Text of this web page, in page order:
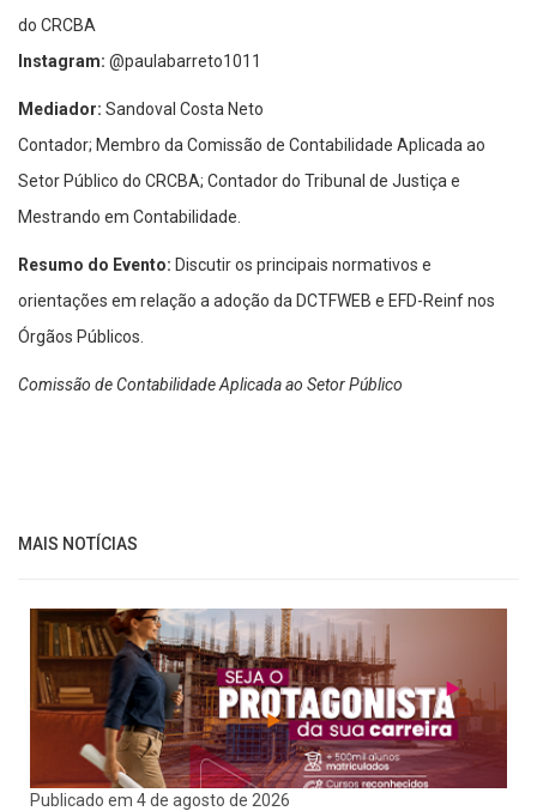
do CRCBA
Instagram: @paulabarreto1011
Mediador: Sandoval Costa Neto
Contador; Membro da Comissão de Contabilidade Aplicada ao
Setor Público do CRCBA; Contador do Tribunal de Justiça e
Mestrando em Contabilidade.
Resumo do Evento: Discutir os principais normativos e
orientações em relação a adoção da DCTFWEB e EFD-Reinf nos
Órgãos Públicos.
Comissão de Contabilidade Aplicada ao Setor Público
MAIS NOTÍCIAS
Publicado em 4 de agosto de 2026